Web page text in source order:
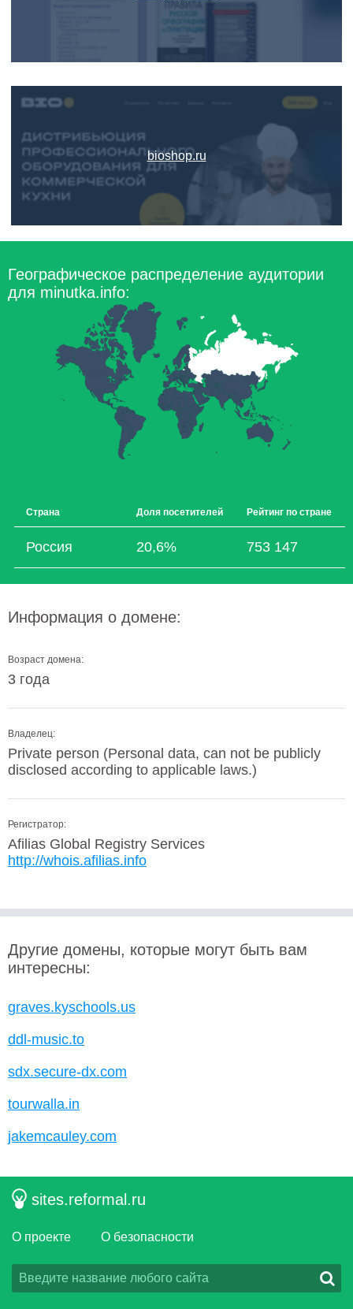
bioshop.ru
Географическое распределение аудитории
для minutka.info:
Страна Доля посетителей Рейтинг по стране
Россия 20,6% 753 147
Информация о домене:
Возраст домена:
3 года
Владелец:
Private person (Personal data, can not be publicly
disclosed according to applicable laws.)
Регистратор:
Afilias Global Registry Services
http://whois.afilias.info
Другие домены, которые могут быть вам
интересны:
graves.kyschools.us
ddl-music.to
sdx.secure-dx.com
tourwalla.in
jakemcauley.com
sites.reformal.ru
О проекте О безопасности